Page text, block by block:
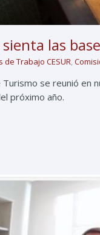
las
de Trabajo CESUR,
se reunió en
próximo año.